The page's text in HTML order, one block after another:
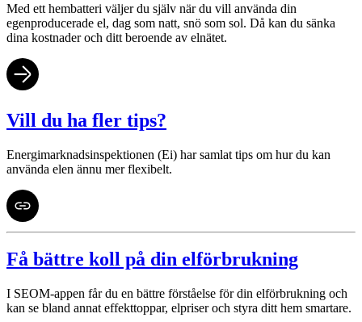
Med ett hembatteri väljer du själv när du vill använda din
egenproducerade el, dag som natt, snö som sol. Då kan du sänka
dina kostnader och ditt beroende av elnätet.
Vill du ha fler tips?
Energimarknadsinspektionen (Ei) har samlat tips om hur du kan
använda elen ännu mer flexibelt.
Få bättre koll på din elförbrukning
I SEOM-appen får du en bättre förståelse för din elförbrukning och
kan se bland annat effekttoppar, elpriser och styra ditt hem smartare.